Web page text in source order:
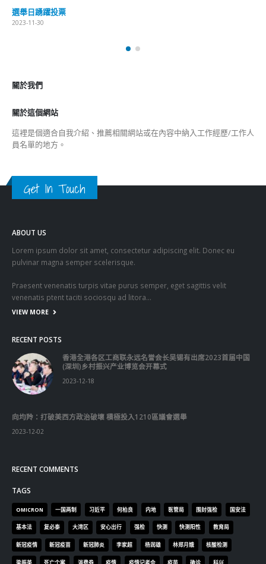
選舉日踴躍投票
2023-11-30
關於我們
關於這個網站
這裡是個適合自我介紹、推薦相關網站或在內容中納入工作經歷/工作人
員名單的地方。
Get In Touch
ABOUT US
Lorem ipsum dolor sit amet, consectetur adipiscing elit. Donec eu
pulvinar magna semper scelerisque.
Praesent venenatis turpis vitae purus semper, eget sagittis velit
venenatis ptent taciti sociosqu ad litora…
VIEW MORE
RECENT POSTS
香港全港各区工商联永远名誉会长吴锡有出席2023首届中国
(深圳)乡村振兴产业博览会开幕式
2023-12-18
向均羚：打破美西方政治破壞 積極投入1210區議會選舉
2023-12-02
RECENT COMMENTS
TAGS
OMICRON 一国两制 习近平 何柏良 内地 医管局 围封强检 国安法
基本法 复必泰 大湾区 安心出行 强检 快测 快测阳性 教育局
新冠疫情 新冠疫苗 新冠肺炎 李家超 杨润雄 林郑月娥 核酸检测
梁振英 死亡个案 消费券 疫情 疫情记者会 疫苗 确诊 科兴